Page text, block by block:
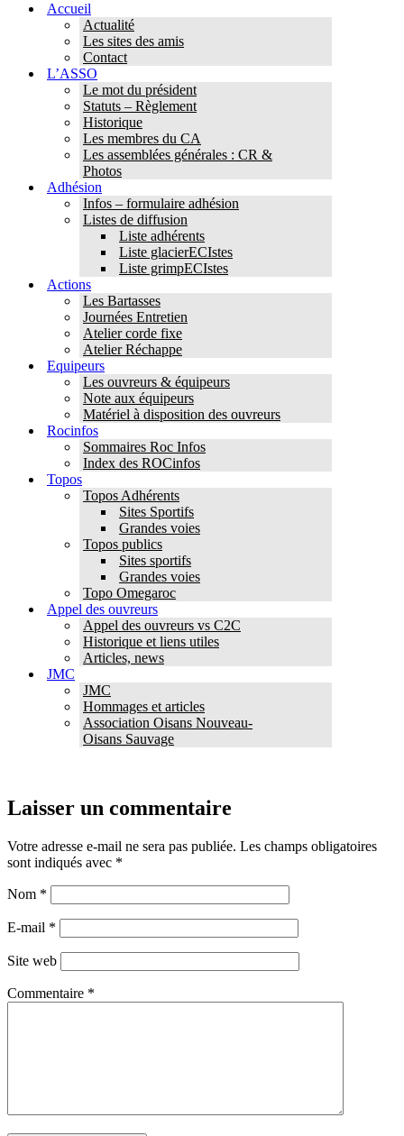
navigationAccueil
Actualité
Les sites des amis
Contact
L’ASSO
Le mot du président
Statuts – Règlement
Historique
Les membres du CA
Les assemblées générales : CR &
Photos
Adhésion
Infos – formulaire adhésion
Listes de diffusion
Liste adhérents
Liste glacierECIstes
Liste grimpECIstes
Actions
Les Bartasses
Journées Entretien
Atelier corde fixe
Atelier Réchappe
Equipeurs
Les ouvreurs & équipeurs
Note aux équipeurs
Matériel à disposition des ouvreurs
Rocinfos
Sommaires Roc Infos
Index des ROCinfos
Topos
Topos Adhérents
Sites Sportifs
Grandes voies
Topos publics
Sites sportifs
Grandes voies
Topo Omegaroc
Appel des ouvreurs
Appel des ouvreurs vs C2C
Historique et liens utiles
Articles, news
JMC
JMC
Hommages et articles
Association Oisans Nouveau-
Oisans Sauvage
Laisser un commentaire
Votre adresse e-mail ne sera pas publiée. Les champs obligatoires
sont indiqués avec *
Nom *
E-mail *
Site web
Commentaire *